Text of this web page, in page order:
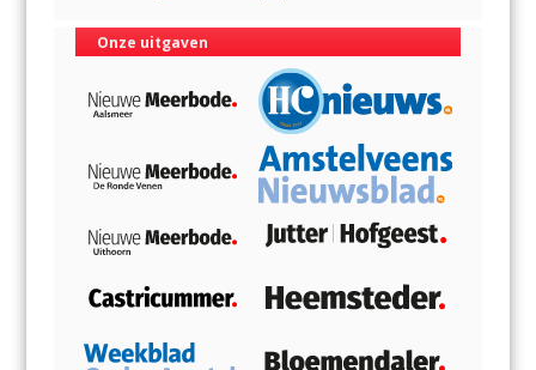
Onze uitgaven